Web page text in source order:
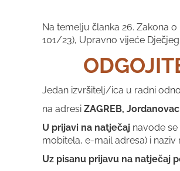
Na temelju članka 26. Zakona
101/23), Upravno vijeće
Jedan izvršitelj/ica u radni
na adresi ZAGREB,
U prijavi na natječaj navode
mobitela, e-mail adresa) i
Uz pisanu prijavu na natječaj